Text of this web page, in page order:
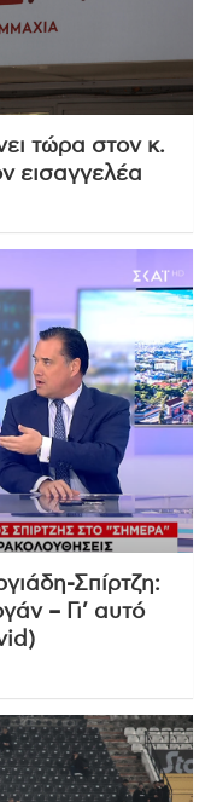
τώρα στον κ.
εισαγγελέα
Σπίρτζη:
– Γι’ αυτό